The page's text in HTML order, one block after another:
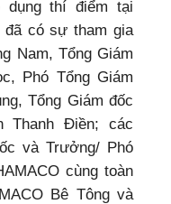
dụng thí điểm tại
đã có sự tham gia
Nam, Tổng Giám
Phó Tổng Giám
Tổng Giám đốc
Thanh Điền; các
và Trưởng/ Phó
cùng toàn
Bê Tông và